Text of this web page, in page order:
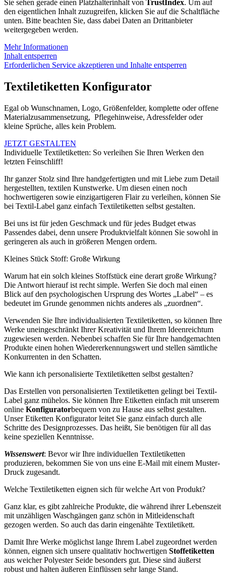
Sie sehen gerade einen Platzhalterinhalt von TrustIndex. Um auf
den eigentlichen Inhalt zuzugreifen, klicken Sie auf die Schaltfläche
unten. Bitte beachten Sie, dass dabei Daten an Drittanbieter
weitergegeben werden.
Mehr Informationen
Inhalt entsperren
Erforderlichen Service akzeptieren und Inhalte entsperren
Textiletiketten Konfigurator
Egal ob Wunschnamen, Logo, Größenfelder, komplette oder offene
Materialzusammensetzung, Pflegehinweise, Adressfelder oder
kleine Sprüche, alles kein Problem.
JETZT GESTALTEN
Individuelle Textiletiketten: So verleihen Sie Ihren Werken den
letzten Feinschliff!
Ihr ganzer Stolz sind Ihre handgefertigten und mit Liebe zum Detail
hergestellten, textilen Kunstwerke. Um diesen einen noch
hochwertigeren sowie einzigartigeren Flair zu verleihen, können Sie
bei Textil-Label ganz einfach Textiletiketten selbst gestalten.
Bei uns ist für jeden Geschmack und für jedes Budget etwas
Passendes dabei, denn unsere Produktvielfalt können Sie sowohl in
geringeren als auch in größeren Mengen ordern.
Kleines Stück Stoff: Große Wirkung
Warum hat ein solch kleines Stoffstück eine derart große Wirkung?
Die Antwort hierauf ist recht simple. Werfen Sie doch mal einen
Blick auf den psychologischen Ursprung des Wortes „Label“ – es
bedeutet im Grunde genommen nichts anderes als „zuordnen“.
Verwenden Sie Ihre individualisierten Textiletiketten, so können Ihre
Werke uneingeschränkt Ihrer Kreativität und Ihrem Ideenreichtum
zugewiesen werden. Nebenbei schaffen Sie für Ihre handgemachten
Produkte einen hohen Wiedererkennungswert und stellen sämtliche
Konkurrenten in den Schatten.
Wie kann ich personalisierte Textiletiketten selbst gestalten?
Das Erstellen von personalisierten Textiletiketten gelingt bei Textil-
Label ganz mühelos. Sie können Ihre Etiketten einfach mit unserem
online Konfiguratorbequem von zu Hause aus selbst gestalten.
Unser Etiketten Konfigurator leitet Sie ganz einfach durch alle
Schritte des Designprozesses. Das heißt, Sie benötigen für all das
keine speziellen Kenntnisse.
Wissenswert: Bevor wir Ihre individuellen Textiletiketten
produzieren, bekommen Sie von uns eine E-Mail mit einem Muster-
Druck zugesandt.
Welche Textiletiketten eignen sich für welche Art von Produkt?
Ganz klar, es gibt zahlreiche Produkte, die während ihrer Lebenszeit
mit unzähligen Waschgängen ganz schön in Mitleidenschaft
gezogen werden. So auch das darin eingenähte Textiletikett.
Damit Ihre Werke möglichst lange Ihrem Label zugeordnet werden
können, eignen sich unsere qualitativ hochwertigen Stoffetiketten
aus weicher Polyester Seide besonders gut. Diese sind äußerst
robust und halten äußeren Einflüssen sehr lange Stand.